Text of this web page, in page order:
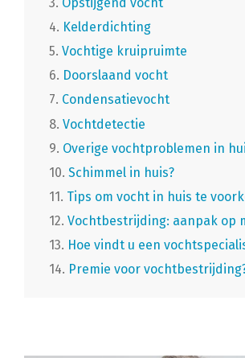
4. Kelderdichting
5. Vochtige kruipruimte
6. Doorslaand vocht
7. Condensatievocht
8. Vochtdetectie
9. Overige vochtproblemen in
10. Schimmel in huis?
11. Tips om vocht in huis te
12. Vochtbestrijding: aanpak op
13. Hoe vindt u een
14. Premie voor